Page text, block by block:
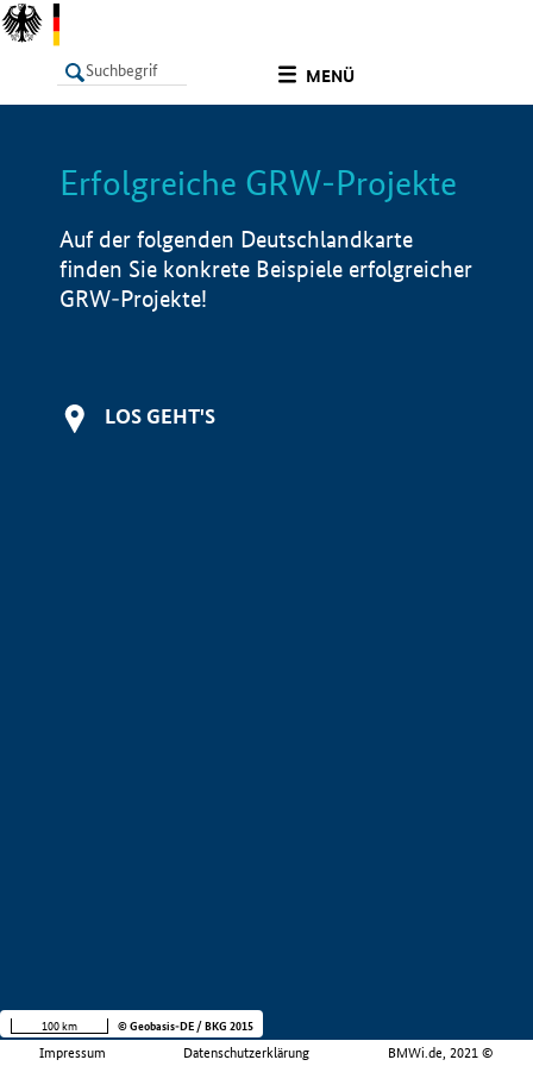
MENÜ
LISTE Info
Erfolgreiche GRW-Projekte
Auf der folgenden Deutschlandkarte
finden Sie konkrete Beispiele erfolgreicher
GRW-Projekte!
LOS GEHT'S
Impressum Datenschutzerklärung BMWi.de, 2021 ©
100 km © Geobasis-DE / BKG 2015